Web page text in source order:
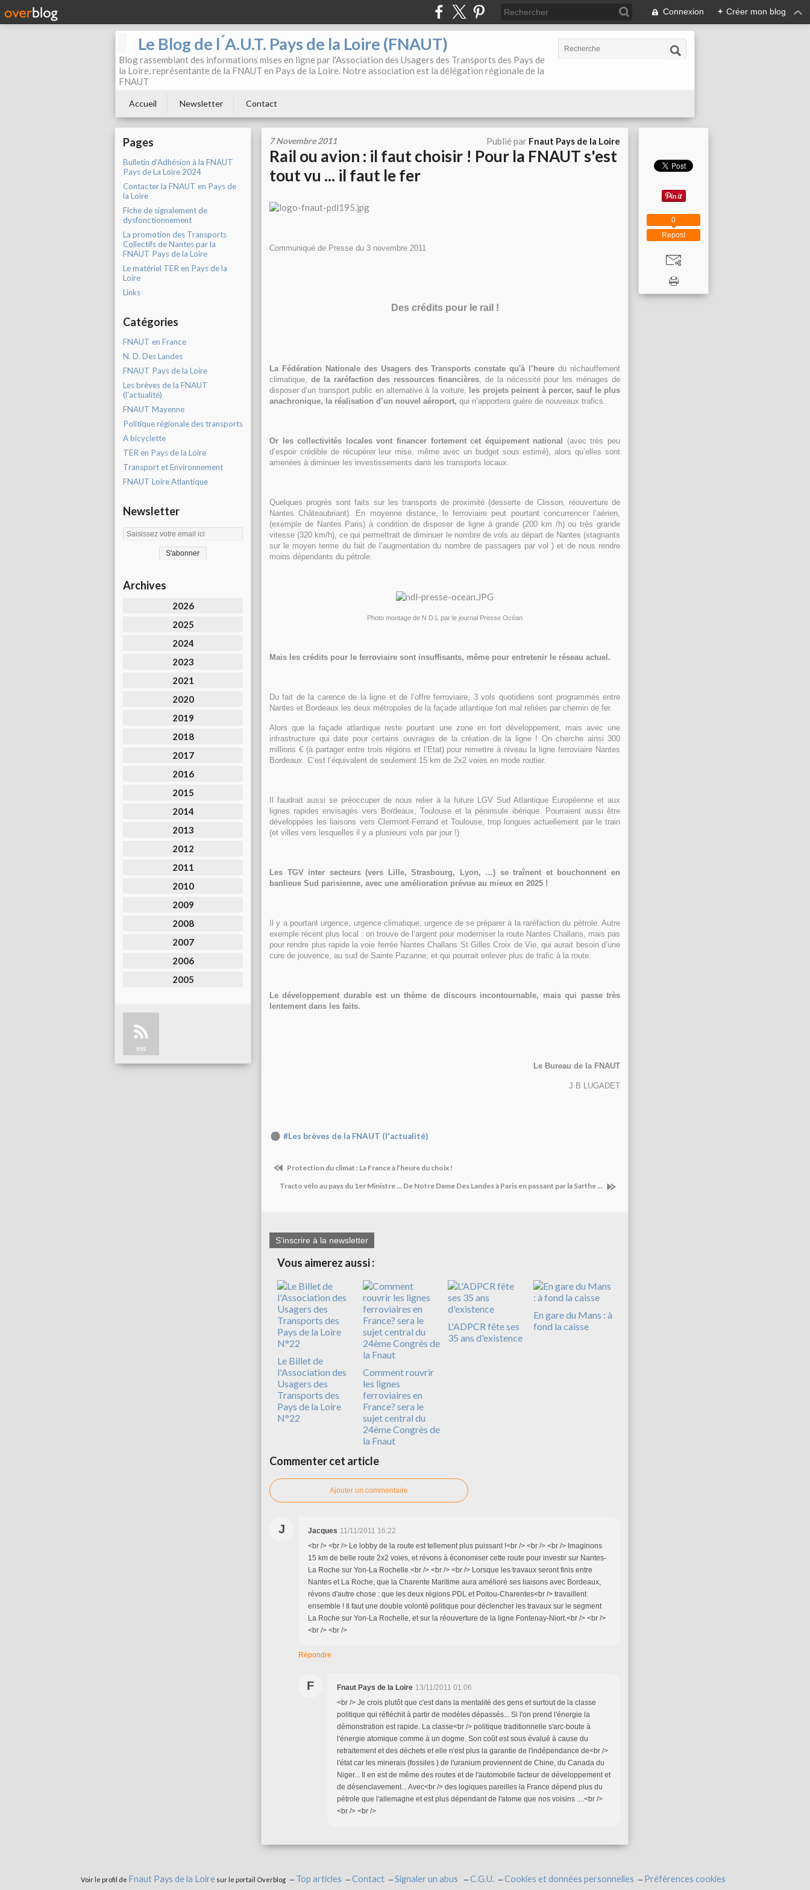
Connexion + Créer mon blog
Le Blog de l ́A.U.T. Pays de la Loire (FNAUT)
Blog rassemblant des informations mises en ligne par l'Association des Usagers des Transports des Pays de
la Loire, représentante de la FNAUT en Pays de la Loire. Notre association est la délégation régionale de la
FNAUT
Accueil Newsletter Contact
Pages
Bulletin d'Adhésion à la FNAUT
Pays de La Loire 2024
Contacter la FNAUT en Pays de
la Loire
Fiche de signalement de
dysfonctionnement
La promotion des Transports
Collectifs de Nantes par la
FNAUT Pays de la Loire
Le matériel TER en Pays de la
Loire
Links
Catégories
FNAUT en France
N. D. Des Landes
FNAUT Pays de la Loire
Les brèves de la FNAUT
(l'actualité)
FNAUT Mayenne
Politique régionale des transports
A bicyclette
TER en Pays de la Loire
Transport et Environnement
FNAUT Loire Atlantique
Newsletter
Archives
2026
2025
2024
2023
2021
2020
2019
2018
2017
2016
2015
2014
2013
2012
2011
2010
2009
2008
2007
2006
2005
RSS
7 Novembre 2011 Publié par Fnaut Pays de la Loire
Rail ou avion : il faut choisir ! Pour la FNAUT s'est
tout vu ... il faut le fer
Communiqué de Presse du 3 novembre 2011
Des crédits pour le rail !
La Fédération Nationale des Usagers des Transports constate qu'à l’heure du réchauffement
climatique, de la raréfaction des ressources financières, de la nécessité pour les ménages de
disposer d’un transport public en alternative à la voiture, les projets peinent à percer, sauf le plus
anachronique, la réalisation d’un nouvel aéroport, qui n’apportera guère de nouveaux trafics.
Or les collectivités locales vont financer fortement cet équipement national
(avec très peu
d’espoir crédible de récupérer leur mise, même avec un budget sous estimé), alors qu’elles sont
amenées à diminuer les investissements dans les transports locaux.
Quelques progrès sont faits sur les transports de proximité (desserte de Clisson, réouverture de
Nantes Châteaubriant). En moyenne distance, le ferroviaire peut pourtant concurrencer l’aérien,
(exemple de Nantes Paris) à condition de disposer de ligne à grande (200 km /h) ou très grande
vitesse (320 km/h), ce qui permettrait de diminuer le nombre de vols au départ de Nantes (stagnants
sur le moyen terme du fait de l’augmentation du nombre de passagers par vol ) et de nous rendre
moins dépendants du pétrole.
Photo montage de N D L par le journal Presse Océan
Mais les crédits pour le ferroviaire sont insuffisants, même pour entretenir le réseau actuel.
Du fait de la carence de la ligne et de l’offre ferroviaire, 3 vols quotidiens sont programmés entre
Nantes et Bordeaux les deux métropoles de la façade atlantique fort mal reliées par chemin de fer.
Alors que la façade atlantique reste pourtant une zone en fort développement, mais avec une
infrastructure qui date pour certains ouvrages de la création de la ligne ! On cherche ainsi 300
millions € (à partager entre trois régions et l’Etat) pour remettre à niveau la ligne ferroviaire Nantes
Bordeaux. C’est l’équivalent de seulement 15 km de 2x2 voies en mode routier.
Il faudrait aussi se préoccuper de nous relier à la future LGV Sud Atlantique Européenne et aux
lignes rapides envisagés vers Bordeaux, Toulouse et la péninsule ibérique. Pourraient aussi être
développées les liaisons vers Clermont-Ferrand et Toulouse, trop longues actuellement par le train
(et villes vers lesquelles il y a plusieurs vols par jour !)
Les TGV inter secteurs (vers Lille, Strasbourg, Lyon, …) se traînent et bouchonnent en
banlieue Sud parisienne, avec une amélioration prévue au mieux en 2025 !
Il y a pourtant urgence, urgence climatique, urgence de se préparer à la raréfaction du pétrole. Autre
exemple récent plus local : on trouve de l’argent pour moderniser la route Nantes Challans, mais pas
pour rendre plus rapide la voie ferrée Nantes Challans St Gilles Croix de Vie, qui aurait besoin d’une
cure de jouvence, au sud de Sainte Pazanne, et qui pourrait enlever plus de trafic à la route.
Le développement durable est un thème de discours incontournable, mais qui passe très
lentement dans les faits.
Le Bureau de la FNAUT
J B LUGADET
#Les brèves de la FNAUT (l'actualité)
Protection du climat : La France à l’heure du choix !
Tracto vélo au pays du 1er Ministre ... De Notre Dame Des Landes à Paris en passant par la Sarthe ...
S'inscrire à la newsletter
Vous aimerez aussi :
Le Billet de
l'Association des
Usagers des
Transports des
Pays de la Loire
N°22
Comment rouvrir
les lignes
ferroviaires en
France? sera le
sujet central du
24ème Congrès de
la Fnaut
L'ADPCR fête ses
35 ans d'existence
En gare du Mans : à
fond la caisse
Commenter cet article
Ajouter un commentaire
J Jacques 11/11/2011 16:22
<br /> <br /> Le lobby de la route est tellement plus puissant !<br /> <br /> <br /> Imaginons
15 km de belle route 2x2 voies, et révons à économiser cette route pour investir sur Nantes-
La Roche sur Yon-La Rochelle.<br /> <br /> <br /> Lorsque les travaux seront finis entre
Nantes et La Roche, que la Charente Maritime aura amélioré ses liaisons avec Bordeaux,
révons d'autre chose : que les deux régions PDL et Poitou-Charentes<br /> travaillent
ensemble ! Il faut une double volonté politique pour déclencher les travaux sur le segment
La Roche sur Yon-La Rochelle, et sur la réouverture de la ligne Fontenay-Niort.<br /> <br />
<br /> <br />
Répondre
F Fnaut Pays de la Loire 13/11/2011 01:06
<br /> Je crois plutôt que c'est dans la mentalité des gens et surtout de la classe
politique qui réfléchit à partir de modèles dépassés... Si l'on prend l'énergie la
démonstration est rapide. La classe<br /> politique traditionnelle s'arc-boute à
l'énergie atomique comme à un dogme. Son coût est sous évalué à cause du
retraitement et des déchets et elle n'est plus la garantie de l'indépendance de<br />
l'état car les minerais (fossiles ) de l'uranium proviennent de Chine, du Canada du
Niger... Il en est de même des routes et de l'automobile facteur de développement et
de désenclavement... Avec<br /> des logiques pareilles la France dépend plus du
pétrole que l'allemagne et est plus dépendant de l'atome que nos voisins ....<br />
<br /> <br />
Repost
0
Voir le profil de Fnaut Pays de la Loire sur le portail Overblog Top articles Contact Signaler un abus C.G.U. Cookies et données personnelles Préférences cookies